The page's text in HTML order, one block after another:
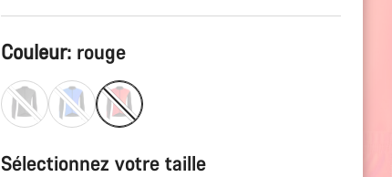
Configuration
du
produit
Couleur: rouge
Sélectionnez votre taille